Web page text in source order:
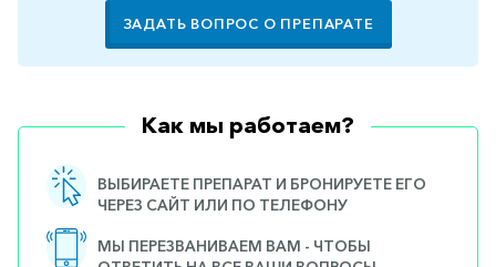
ЗАДАТЬ ВОПРОС О ПРЕПАРАТЕ
Как мы работаем?
ВЫБИРАЕТЕ ПРЕПАРАТ И БРОНИРУЕТЕ ЕГО
ЧЕРЕЗ САЙТ ИЛИ ПО ТЕЛЕФОНУ
МЫ ПЕРЕЗВАНИВАЕМ ВАМ - ЧТОБЫ